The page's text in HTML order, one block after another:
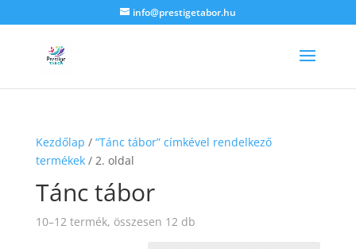
info@prestigetabor.hu
Kezdőlap / “Tánc tábor” címkével rendelkező
termékek/ 2. oldal
Tánc tábor
10–12 termék, összesen 12 db